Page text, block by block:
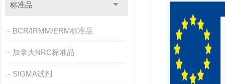
标准品
BCR/IRMM/ERM标准品
加拿大NRC标准品
SIGMA试剂